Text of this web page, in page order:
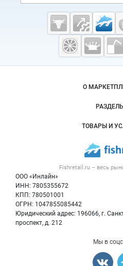
Cсылки на
рыба,
Важные разделы и
Fishretail.ru – весь
ООО «Инлайн»
ИНН: 7805355672
КПП: 780501001
ОГРН: 1047855085442
Юридический адрес: 196066, г.
проспект, д. 212
Навигация по сайту
О
Новости
Размещение
Публичная
Контактная
Политика обработки
РАЗДЕЛЫ
Новости
Блог
ТОВАРЫ И
Рыба
Икра
Мы в